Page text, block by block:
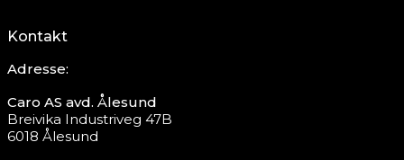
Kontakt
Adresse:
Caro AS avd. Ålesund
Breivika Industriveg 47B
6018 Ålesund